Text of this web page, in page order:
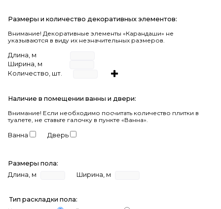
Размеры и количество декоративных элементов:
Внимание! Декоративные элементы «Карандаши» не
указываются в виду их незначительных размеров.
Длина, м
Ширина, м
Количество, шт.
Наличие в помещении ванны и двери:
Внимание! Если необходимо посчитать количество плитки в
туалете, не ставьте галочку в пункте «Ванна».
Ванна Дверь
Размеры пола:
Длина, м
Ширина, м
Тип раскладки пола: